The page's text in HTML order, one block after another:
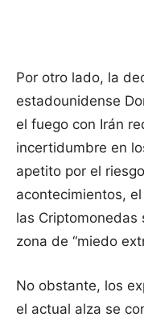
Por otro lado, la
estadounidense
el fuego con Irán
incertidumbre en
apetito por el
acontecimientos,
las
zona de “miedo
No obstante, los
el actual alza se